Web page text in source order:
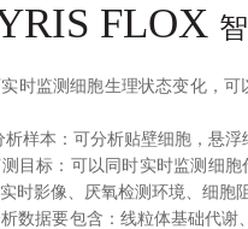
S FLOX
实时监测细胞生理状态变化，
析样本：可分析贴壁细胞，悬
目标：可以同时实时监测细胞
时影像、 厌氧检测环境、细胞
数据要包含：线粒体基础代谢